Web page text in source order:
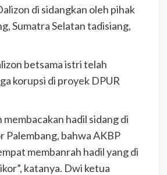
di sidangkan oleh pihak
Sumatra Selatan tadisiang,
betsama istri telah
korupsi di proyek DPUR
membacakan hadil sidang di
Palembang, bahwa AKBP
membanrah hadil yang di
katanya. Dwi ketua